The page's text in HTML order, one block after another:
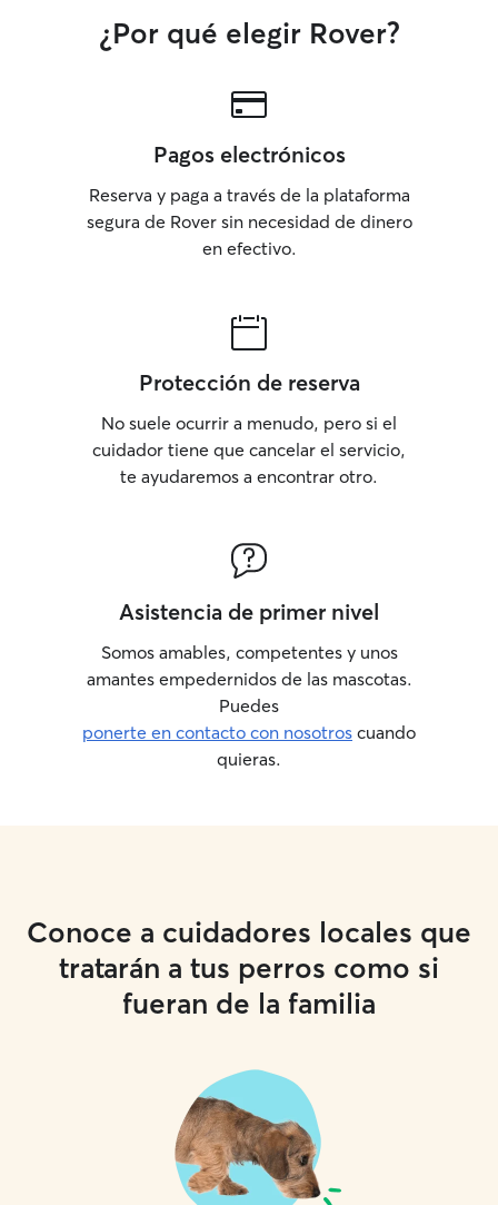
¿Por qué elegir Rover?
Pagos electrónicos
Reserva y paga a través de la plataforma
segura de Rover sin necesidad de dinero
en efectivo.
Protección de reserva
No suele ocurrir a menudo, pero si el
cuidador tiene que cancelar el servicio,
te ayudaremos a encontrar otro.
Asistencia de primer nivel
Somos amables, competentes y unos
amantes empedernidos de las mascotas.
Puedes
ponerte en contacto con nosotros cuando
quieras.
Conoce a cuidadores locales que
tratarán a tus perros como si
fueran de la familia